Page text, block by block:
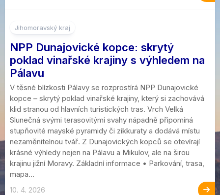
Jihomoravský kraj
NPP Dunajovické kopce: skrytý
poklad vinařské krajiny s výhledem na
Pálavu
V těsné blízkosti Pálavy se rozprostírá NPP Dunajovické
kopce – skrytý poklad vinařské krajiny, který si zachovává
klid stranou od hlavních turistických tras. Vrch Velká
Slunečná svými terasovitými svahy nápadně připomíná
stupňovité mayské pyramidy či zikkuraty a dodává místu
nezaměnitelnou tvář. Z Dunajovických kopců se otevírají
krásné výhledy nejen na Pálavu a Mikulov, ale na širou
krajinu jižní Moravy. Základní informace • Parkování, trasa,
mapa...
10. 4. 2026